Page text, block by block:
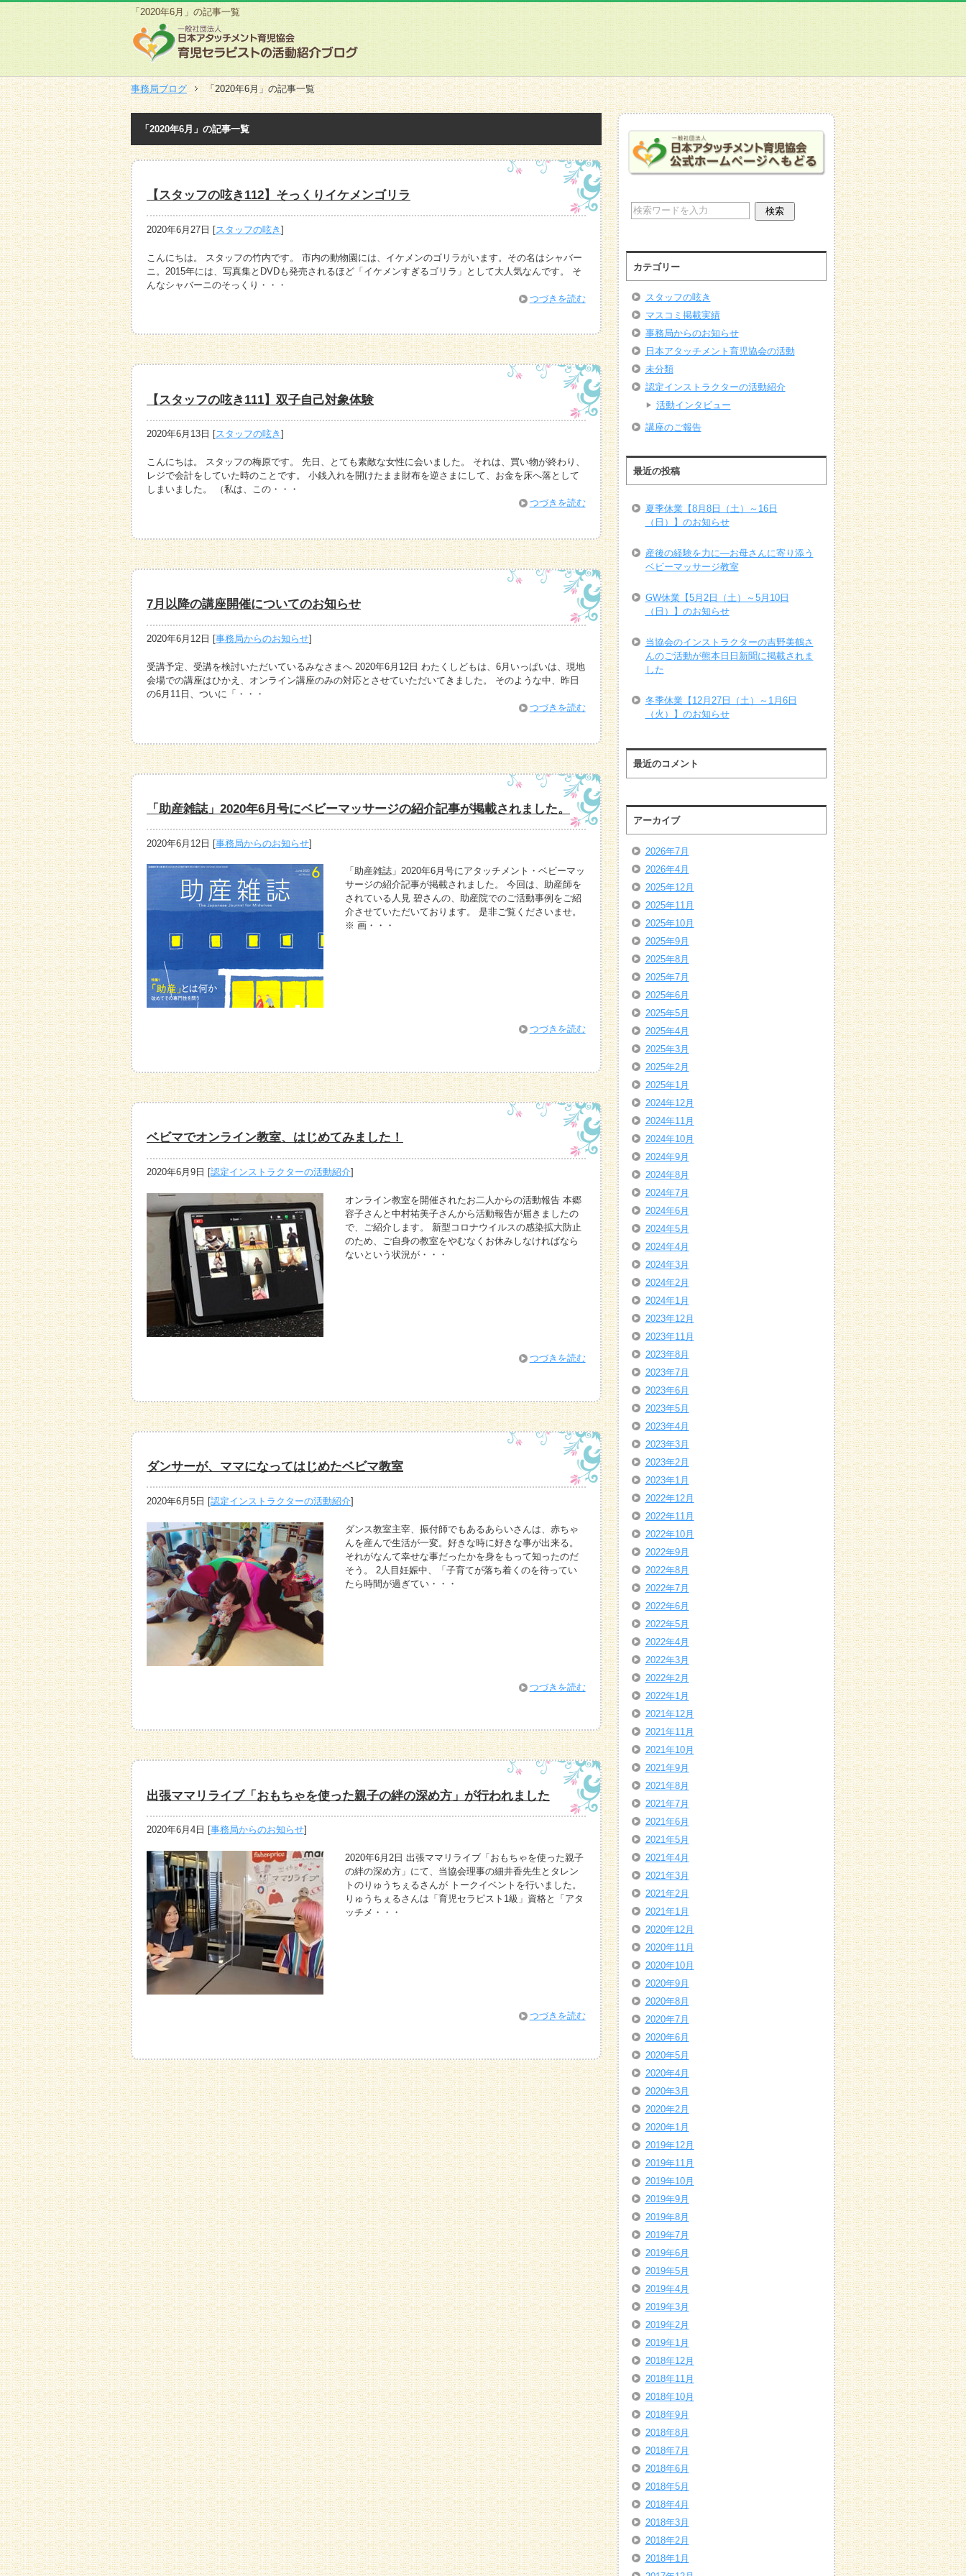
「2020年6月」の記事一覧
事務局ブログ 「2020年6月」の記事一覧
「2020年6月」の記事一覧
【スタッフの呟き112】そっくりイケメンゴリラ
2020年6月27日 [スタッフの呟き ]
こんにちは。 スタッフの竹内です。 市内の動物園には、イケメンのゴリラがいます。その名はシャバー
ニ。2015年には、写真集とDVDも発売されるほど「イケメンすぎるゴリラ」として大人気なんです。 そ
んなシャバーニのそっくり・・・
つづきを読む
【スタッフの呟き111】双子自己対象体験
2020年6月13日 [スタッフの呟き ]
こんにちは。 スタッフの梅原です。 先日、とても素敵な女性に会いました。 それは、買い物が終わり、
レジで会計をしていた時のことです。 小銭入れを開けたまま財布を逆さまにして、お金を床へ落として
しまいました。 （私は、この・・・
つづきを読む
7月以降の講座開催についてのお知らせ
2020年6月12日 [事務局からのお知らせ]
受講予定、受講を検討いただいているみなさまへ 2020年6月12日 わたくしどもは、6月いっぱいは、現地
会場での講座はひかえ、オンライン講座のみの対応とさせていただいてきました。 そのような中、昨日
の6月11日、ついに「・・・
つづきを読む
「助産雑誌」2020年6月号にベビーマッサージの紹介記事が掲載されました。
2020年6月12日 [事務局からのお知らせ]
「助産雑誌」2020年6月号にアタッチメント・ベビーマッ
サージの紹介記事が掲載されました。 今回は、助産師を
されている人見 碧さんの、助産院でのご活動事例をご紹
介させていただいております。 是非ご覧くださいませ。
※ 画・・・
つづきを読む
ベビマでオンライン教室、はじめてみました！
2020年6月9日 [認定インストラクターの活動紹介]
オンライン教室を開催されたお二人からの活動報告 本郷
容子さんと中村祐美子さんから活動報告が届きましたの
で、ご紹介します。 新型コロナウイルスの感染拡大防止
のため、ご自身の教室をやむなくお休みしなければなら
ないという状況が・・・
つづきを読む
ダンサーが、ママになってはじめたベビマ教室
2020年6月5日 [認定インストラクターの活動紹介]
ダンス教室主宰、振付師でもあるあらいさんは、赤ちゃ
んを産んで生活が一変。好きな時に好きな事が出来る。
それがなんて幸せな事だったかを身をもって知ったのだ
そう。 2人目妊娠中、「子育てが落ち着くのを待ってい
たら時間が過ぎてい・・・
つづきを読む
出張ママリライブ「おもちゃを使った親子の絆の深め方」が行われました
2020年6月4日 [事務局からのお知らせ]
2020年6月2日 出張ママリライブ「おもちゃを使った親子
の絆の深め方」にて、当協会理事の細井香先生とタレン
トのりゅうちぇるさんが トークイベントを行いました。
りゅうちぇるさんは「育児セラピスト1級」資格と「アタ
ッチメ・・・
つづきを読む
カテゴリー
スタッフの呟き
マスコミ掲載実績
事務局からのお知らせ
日本アタッチメント育児協会の活動
未分類
認定インストラクターの活動紹介
活動インタビュー
講座のご報告
最近の投稿
夏季休業【8月8日（土）～16日
（日）】のお知らせ
産後の経験を力に―お母さんに寄り添う
ベビーマッサージ教室
GW休業【5月2日（土）～5月10日
（日）】のお知らせ
当協会のインストラクターの吉野美鶴さ
んのご活動が熊本日日新聞に掲載されま
した
冬季休業【12月27日（土）～1月6日
（火）】のお知らせ
最近のコメント
アーカイブ
2026年7月
2026年4月
2025年12月
2025年11月
2025年10月
2025年9月
2025年8月
2025年7月
2025年6月
2025年5月
2025年4月
2025年3月
2025年2月
2025年1月
2024年12月
2024年11月
2024年10月
2024年9月
2024年8月
2024年7月
2024年6月
2024年5月
2024年4月
2024年3月
2024年2月
2024年1月
2023年12月
2023年11月
2023年8月
2023年7月
2023年6月
2023年5月
2023年4月
2023年3月
2023年2月
2023年1月
2022年12月
2022年11月
2022年10月
2022年9月
2022年8月
2022年7月
2022年6月
2022年5月
2022年4月
2022年3月
2022年2月
2022年1月
2021年12月
2021年11月
2021年10月
2021年9月
2021年8月
2021年7月
2021年6月
2021年5月
2021年4月
2021年3月
2021年2月
2021年1月
2020年12月
2020年11月
2020年10月
2020年9月
2020年8月
2020年7月
2020年6月
2020年5月
2020年4月
2020年3月
2020年2月
2020年1月
2019年12月
2019年11月
2019年10月
2019年9月
2019年8月
2019年7月
2019年6月
2019年5月
2019年4月
2019年3月
2019年2月
2019年1月
2018年12月
2018年11月
2018年10月
2018年9月
2018年8月
2018年7月
2018年6月
2018年5月
2018年4月
2018年3月
2018年2月
2018年1月